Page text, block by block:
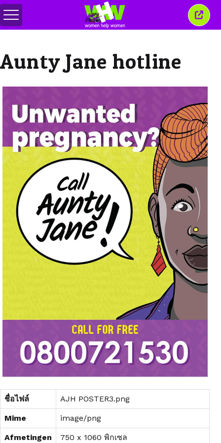
สลับ
เมนู
ปิด
หน้าต่
Aunty Jane hotline
ชื่อไฟล์ AJH POSTER3.png
Mime image/png
Afmetingen 750 x 1060 พิกเซล